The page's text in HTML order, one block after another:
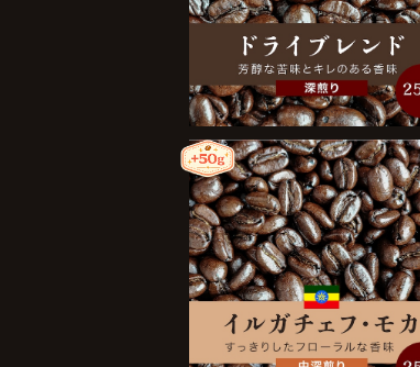
¥1,900
イルガチェフ・モカ 250g
¥2,400